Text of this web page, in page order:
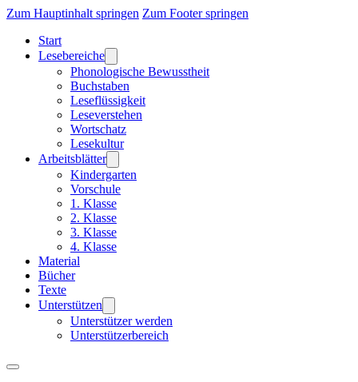
Zum Hauptinhalt springen Zum Footer springen
Start
Lesebereiche
Phonologische Bewusstheit
Buchstaben
Leseflüssigkeit
Leseverstehen
Wortschatz
Lesekultur
Arbeitsblätter
Kindergarten
Vorschule
1. Klasse
2. Klasse
3. Klasse
4. Klasse
Material
Bücher
Texte
Unterstützen
Unterstützer werden
Unterstützerbereich